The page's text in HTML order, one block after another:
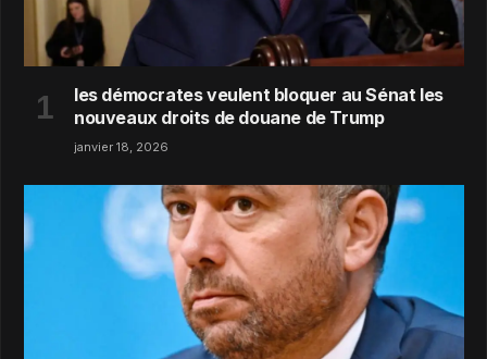
les démocrates veulent bloquer au Sénat les
nouveaux droits de douane de Trump
janvier 18, 2026